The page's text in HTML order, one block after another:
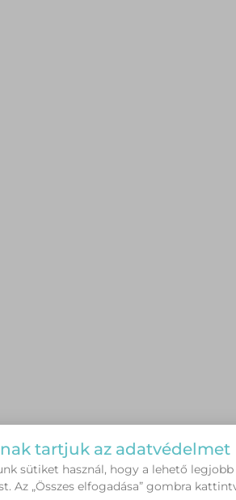
tartjuk az adatvédelmet
sütiket használ, hogy a lehető
Az „Összes elfogadása” gombra